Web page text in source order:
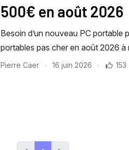
500€ en août 2026
Besoin d’un nouveau PC portable
portables pas cher en août 2026
Pierre Caer 16 juin 2026 153